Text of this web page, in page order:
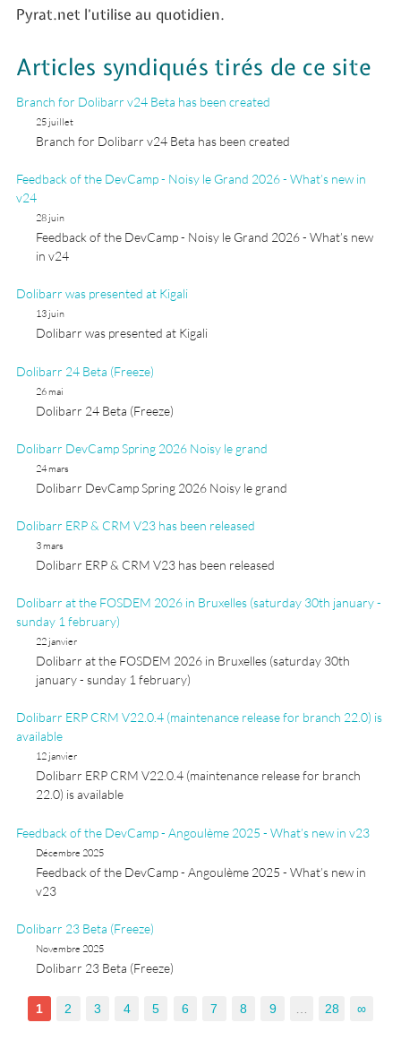
Pyrat.net l’utilise au quotidien.
Articles syndiqués tirés de ce site
Branch for Dolibarr v24 Beta has been created
25 juillet
Branch for Dolibarr v24 Beta has been created
Feedback of the DevCamp - Noisy le Grand 2026 - What’s new in
v24
28 juin
Feedback of the DevCamp - Noisy le Grand 2026 - What’s new
in v24
Dolibarr was presented at Kigali
13 juin
Dolibarr was presented at Kigali
Dolibarr 24 Beta (Freeze)
26 mai
Dolibarr 24 Beta (Freeze)
Dolibarr DevCamp Spring 2026 Noisy le grand
24 mars
Dolibarr DevCamp Spring 2026 Noisy le grand
Dolibarr ERP & CRM V23 has been released
3 mars
Dolibarr ERP & CRM V23 has been released
Dolibarr at the FOSDEM 2026 in Bruxelles (saturday 30th january -
sunday 1 february)
22 janvier
Dolibarr at the FOSDEM 2026 in Bruxelles (saturday 30th
january - sunday 1 february)
Dolibarr ERP CRM V22.0.4 (maintenance release for branch 22.0) is
available
12 janvier
Dolibarr ERP CRM V22.0.4 (maintenance release for branch
22.0) is available
Feedback of the DevCamp - Angoulème 2025 - What’s new in v23
Décembre 2025
Feedback of the DevCamp - Angoulème 2025 - What’s new in
v23
Dolibarr 23 Beta (Freeze)
Novembre 2025
Dolibarr 23 Beta (Freeze)
1 2 3 4 5 6 7 8 9 28 ∞